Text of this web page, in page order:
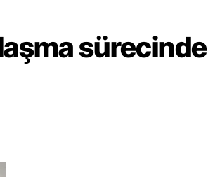
sürecinde